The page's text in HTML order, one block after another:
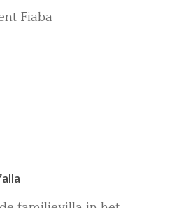
Fiaba